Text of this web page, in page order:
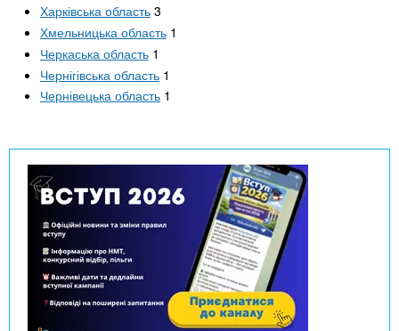
Харківська область 3
Хмельницька область 1
Черкаська область 1
Чернігівська область 1
Чернівецька область 1